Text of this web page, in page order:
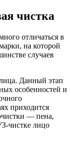
чистка
отличаться в
на которой
случаев
Данный этап
особенностей и
приходится
— пена,
чистке лицо